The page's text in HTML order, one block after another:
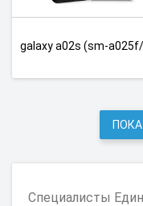
galaxy a02s (sm-
Специалисты